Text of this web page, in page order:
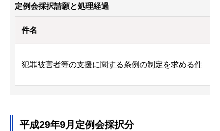
定例会採択請願と処理経過
件名
犯罪被害者等の支援に関する条例の制定を求める件
平成29年9月定例会採択分